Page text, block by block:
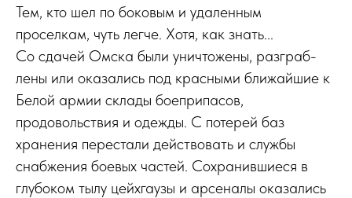
Тем, кто шел по боковым и удаленным
проселкам, чуть легче. Хотя, как знать...
Со сдачей Омска были уничтожены, разграб­
лены или оказались под красными ближайшие к
Белой армии склады боеприпасов,
продовольствия и одежды. С потерей баз
хранения перестали действовать и службы
снабжения боевых час­тей. Сохранившиеся в
глубоком тылу цейхгаузы и арсеналы оказались